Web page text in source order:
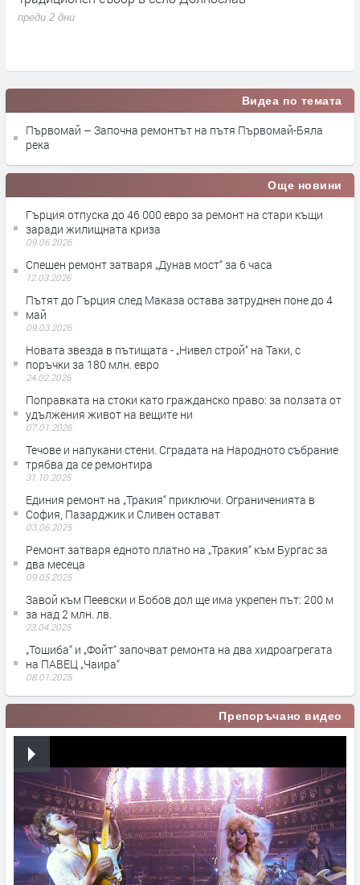
преди 2 дни
Видеа по темата
Първомай – Започна ремонтът на пътя Първомай-Бяла
река
Още новини
Гърция отпуска до 46 000 евро за ремонт на стари къщи
заради жилищната криза
09.06.2026
Спешен ремонт затваря „Дунав мост“ за 6 часа
12.03.2026
Пътят до Гърция след Маказа остава затруднен поне до 4
май
09.03.2026
Новата звезда в пътищата - „Нивел строй“ на Таки, с
поръчки за 180 млн. евро
24.02.2026
Поправката на стоки като гражданско право: за ползата от
удължения живот на вещите ни
07.01.2026
Течове и напукани стени. Сградата на Народното събрание
трябва да се ремонтира
31.10.2025
Единия ремонт на „Тракия“ приключи. Ограниченията в
София, Пазарджик и Сливен остават
03.06.2025
Ремонт затваря едното платно на „Тракия“ към Бургас за
два месеца
09.05.2025
Завой към Пеевски и Бобов дол ще има укрепен път: 200 м
за над 2 млн. лв.
23.04.2025
„Тошиба“ и „Фойт“ започват ремонта на два хидроагрегата
на ПАВЕЦ „Чаира“
08.01.2025
Препоръчано видео